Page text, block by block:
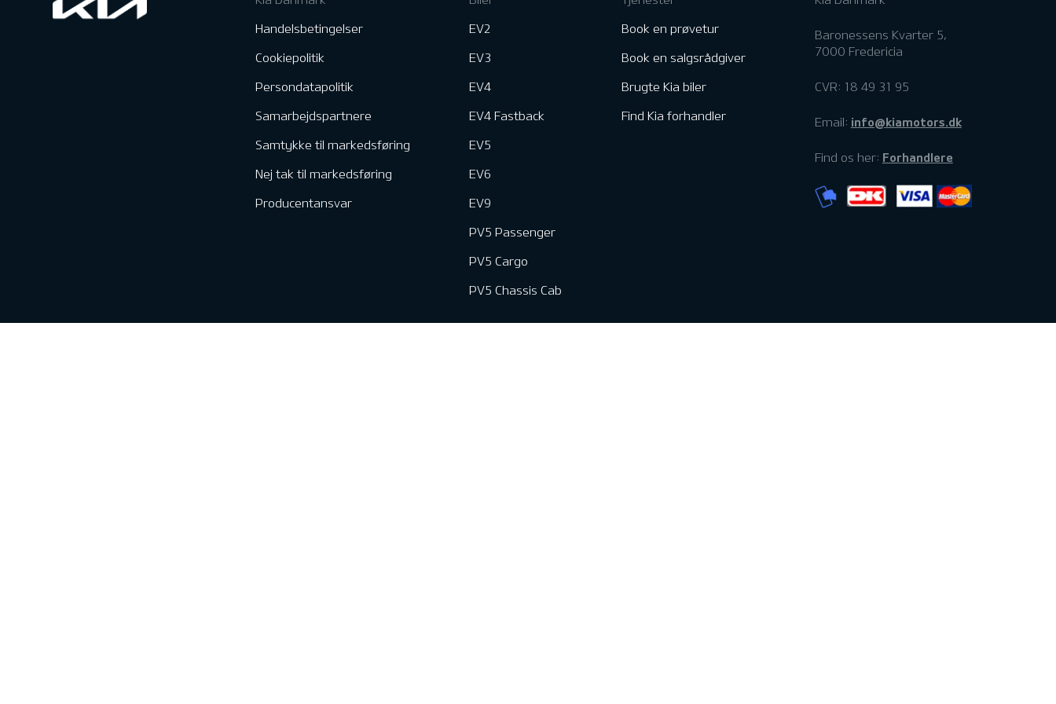
Handelsbetingelser
Cookiepolitik
Persondatapolitik
Samarbejdspartnere
Samtykke til markedsføring
Nej tak til markedsføring
Producentansvar
EV2
EV3
EV4
EV4 Fastback
EV5
EV6
EV9
PV5 Passenger
PV5 Cargo
PV5 Chassis Cab
Book en prøvetur
Book en salgsrådgiver
Brugte Kia biler
Find Kia forhandler
Baronessens Kvarter 5,
7000 Fredericia
CVR: 18 49 31 95
Email: info@kiamotors.dk
Find os her: Forhandlere